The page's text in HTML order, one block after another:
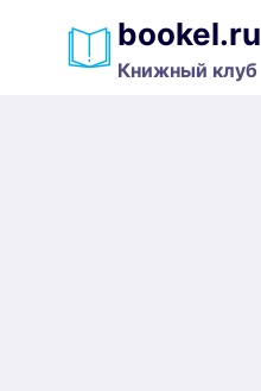
содержимому
bookel.ru
Книжный клуб